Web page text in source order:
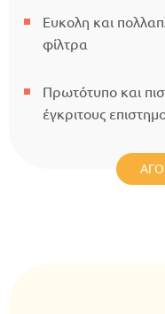
Ευκολη και
φίλτρα
Πρωτότυπο και
έγκριτους